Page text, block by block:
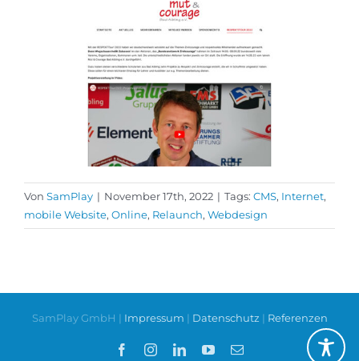
Von SamPlay | November 17th, 2022 | Tags: CMS, Internet,
mobile Website, Online, Relaunch, Webdesign
SamPlay GmbH | Impressum | Datenschutz | Referenzen
FacebookInstagramLinkedInYouTube
E-